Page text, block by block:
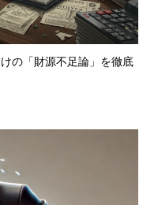
の「財源不足論」を徹底